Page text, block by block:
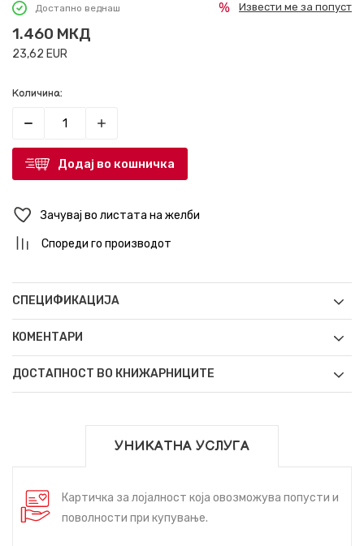
Достапно веднаш
1.460 МКД
23,62 EUR
Извести ме за попуст
Количина:
Додај во кошничка
Зачувај во листата на желби
Спореди го производот
СПЕЦИФИКАЦИЈА
КОМЕНТАРИ
ДОСТАПНОСТ ВО КНИЖАРНИЦИТЕ
УНИКАТНА УСЛУГА
Картичка за лојалност која овозможува попусти и
поволности при купување.